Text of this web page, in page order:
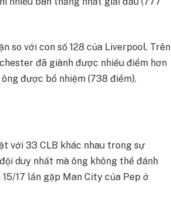
so với con số 128 của Liverpool. Trên
đã giành được nhiều điểm hơn
được bổ nhiệm (738 điểm).
với 33 CLB khác nhau trong sự
duy nhất mà ông không thể đánh
17 lần gặp Man City của Pep ở